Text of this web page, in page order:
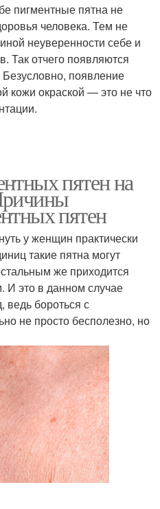
пигментные пятна не
человека. Тем не
неуверенности себе и
Так отчего появляются
появление
кожи окраской — это не что
пятен на
пятен
у женщин практически
такие пятна могут
же приходится
И это в данном случае
бороться с
не просто бесполезно, но